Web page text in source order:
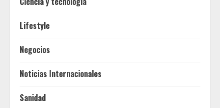
Lifestyle
Negocios
Noticias Internacionales
Sanidad